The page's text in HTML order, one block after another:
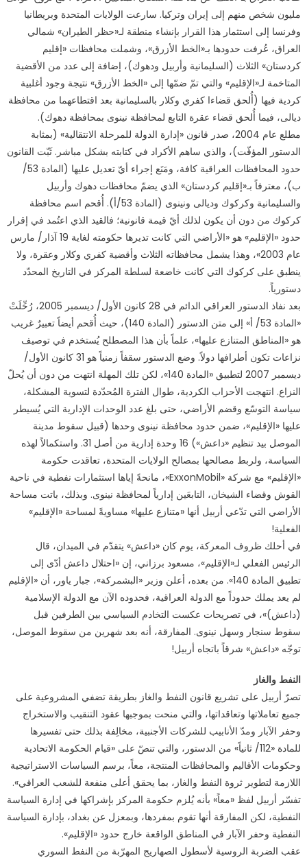
مليون شخص منهم إلى إيران وتركيا. سارعت الولايات المتحدة وبريطانيا
وفرنسا إلى استثمار هذا القرار بإنشاء منطقة لـ«حظر الطيران» شمالي
العراق، عُرفت حدودها بـ«الخط الأزرق»، وشملت محافظات «إقليم
كردستان» الثلاث (السليمانية وأربيل ودهوك)، إضافة إلى عدد من الأقضية
المتاخمة لـ«الإقليم» والتي تمّ ضمّها إلى «الخط الأزرق» نتيجة وجود أغلبية
كردية فيها (أُلحق قضاءا كفري وكلار بالسليمانية بعد اقتطاعهما من محافظة
ديالى، فيما أُلحق قضاء عقرة التابع لمحافظة نينوى بمحافظة دهوك).
مطلع عام 2004، صدر قانون «إدارة الدولة للمرحلة الانتقالية» (بمثابة
الدستور المؤقّت)، والذي ساهم الأكراد في كتابته بشكل مباشر. ثَبّت القانون
حدود المحافظات العراقية كافة، ومَنَع إجراء أيّ تعديل عليها (المادة 53/
ب)، معترفاً بـ«إقليم كردستان» الذي يضمّ محافظات دهوك وأربيل
والسليمانية وكركوك وديالى ونينوى (المادة 53/أ). أُقحم اسم محافظة
كركوك من دون أن يكون لذلك أيّ قيمة قانونية؛ فالقيد الذي اعتُمد في إقرار
حدود «الإقليم» هو «الأراضي التي كانت تديرها حكومته لغاية 19 آذار/ مارس
عام 2003»، وهذا يشمل محافظاته الثلاث وأقضية كفري وكلار وعقرة، ولا
ينطبق على كركوك التي كانت خاضعة لسلطة المركز في التاريخ المحدّد
دستورياً.
بعد نفاذ الدستور العراقي الدائم في 28 كانون الأول/ ديسمبر 2005، رُحِّلَتْ
«المادة 53/ أ» إلى متن الدستور (المادة 140)، حيث أُقحم أيضاً تعبيرٌ غريب
هو «المناطق المتنازع عليها»، علماً بأن هذا المصطلح يُستخدم في توصيف
نزاعات تكون أطرافها دولاً. وضع الدستور سقفاً زمنياً هو 31 كانون الأول/
ديسمبر 2007 لتطبيق «المادة 140»، لكن تلك المهلة انتهت من دون أن يُحلّ
النزاع. انتهجت الأحزاب الكردية، طوال الفترة المُحدّدة لتسوية المشكلة،
سياسة التوسّع وقضم الأراضي، حتى بلغ عدد الوحدات الإدارية التي يُسيطر
عليها «الإقليم»، ضمن حدود محافظة نينوى وحدها (قبيل سقوط مدينة
الموصل بيد تنظيم «داعش») 16 وحدة إدارية من أصل 31. واستكمالاً لهذه
السياسة، ولربط مصالحها بمصالح الولايات المتحدة، تعاقدت حكومة
«الإقليم» مع شركة «ExxonMobil»، مانحةً إياها استثمارات نفطية في ناحية
القوش وقضاء الشيخان، التابعَين إدارياً لمحافظة نينوى. وبذلك، باتت مساحة
الأراضي التي تدّعي أربيل أنها «متنازع عليها» مساويةً لمساحة «الإقليم»
الفعلية!
في أحلك ظروف المعركة، يوم كان «داعش» يتقدّم في الميدان، قال
الرئيس الفعلي لـ«الإقليم»، مسعود برزاني، إن «احتلال داعش أدّى إلى
تطبيق المادة 140». من بعده، أعلن وزير «البشمركة»، جبار ياور، أن «الإقليم
لم يعد يملك حدوداً مع الدولة العراقية، فحدوده الآن مع الدولة الإسلامية
(داعش)»، في تصريحات عكست التخادم السياسي بين الطرفين قبل
سقوط سنجار وسهل نينوى. المفارقة، أنه بعد شهرين من سقوط الموصل،
توجّه «داعش» شرقاً باتجاه أربيل!
النفط والغاز
تصرّ أربيل على تشريع قانون النفط والغاز بطريقة تضفي المشروعية على
جميع تعاملاتها وتعاقداتها، والتي منحت بموجبها عقود التنقيب والاستخراج
وحفر الآبار ومدّ الأنابيب للشركات الأجنبية، مخالِفة بذلك حتى تفسيرها
للمادة «112/ ثانياً» من الدستور، والتي تنصّ على «قيام الحكومة الاتحادية
وحكومات الأقاليم والمحافظات المنتجة، معاً، برسم السياسات الاستراتيجية
اللازمة لتطوير ثروة النفط والغاز، بما يحقق أعلى منفعة للشعب العراقي».
تفسّر أربيل لفظ «معاً» بأنه يُلزم حكومة المركز بإشراكها في إدارة السياسة
النفطية، لكن المفارقة أنها تقوم بمفردها، وبمعزل عن بغداد، بإدارة السياسة
النفطية وحفر الآبار في المناطق الواقعة خارج حدود «الإقليم».
عقب الضربة الروسية لأسطول الصهاريج المهرّبة من النفط السوري